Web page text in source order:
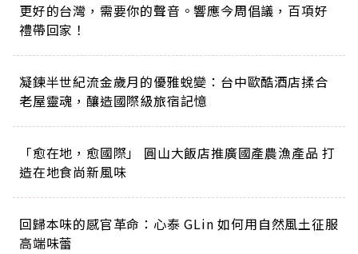
更好的台灣，需要你的聲音。響應今周倡議，百項好
禮帶回家！
凝鍊半世紀流金歲月的優雅蛻變：台中歐酷酒店揉合
老屋靈魂，釀造國際級旅宿記憶
「愈在地，愈國際」 圓山大飯店推廣國產農漁產品 打
造在地食尚新風味
回歸本味的感官革命：心泰 GLin 如何用自然風土征服
高端味蕾